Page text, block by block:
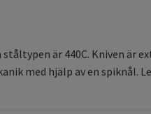
är 440C. Kniven är
med hjälp av en spiknål.